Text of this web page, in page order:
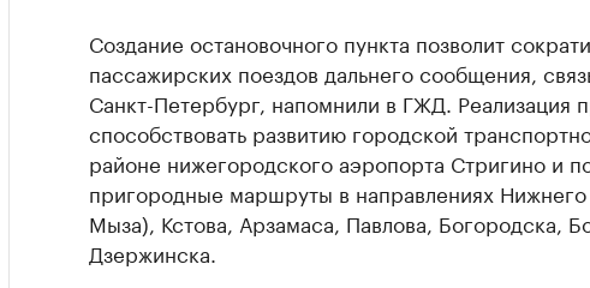
Создание остановочного пункта позволит
пассажирских поездов дальнего сообщения,
Санкт-Петербург, напомнили в ГЖД. Реализация
способствовать развитию городской
районе нижегородского аэропорта Стригино и
пригородные маршруты в направлениях
Мыза), Кстова, Арзамаса, Павлова, Богородска,
Дзержинска.